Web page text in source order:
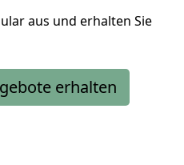
aus und erhalten Sie
erhalten